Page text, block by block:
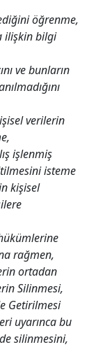
öğrenme,
ilişkin bilgi
ve bunların
verilerin
işlenmiş
isteme
kişisel
rağmen,
ortadan
Silinmesi,
Getirilmesi
uyarınca bu
silinmesini,